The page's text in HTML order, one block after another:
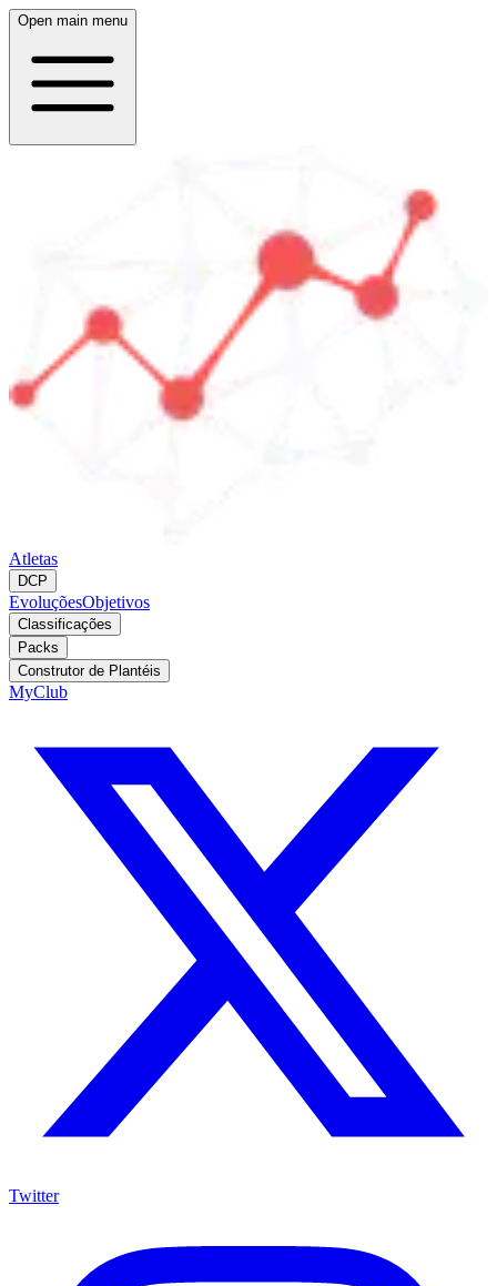
Open main menu
Atletas
DCP
EvoluçõesObjetivos
Classificações
Packs
Construtor de Plantéis
MyClub
Twitter